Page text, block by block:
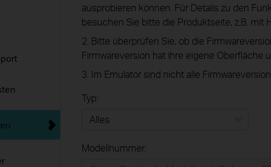
ausprobieren können. Für Details zu den
besuchen Sie bitte die Produktseite, z.B. mit
2. Bitte überprüfen Sie, ob die
Firmwareversion hat ihre eigene Oberfläche
3. Im Emulator sind nicht alle
Typ:
Modellnummer: